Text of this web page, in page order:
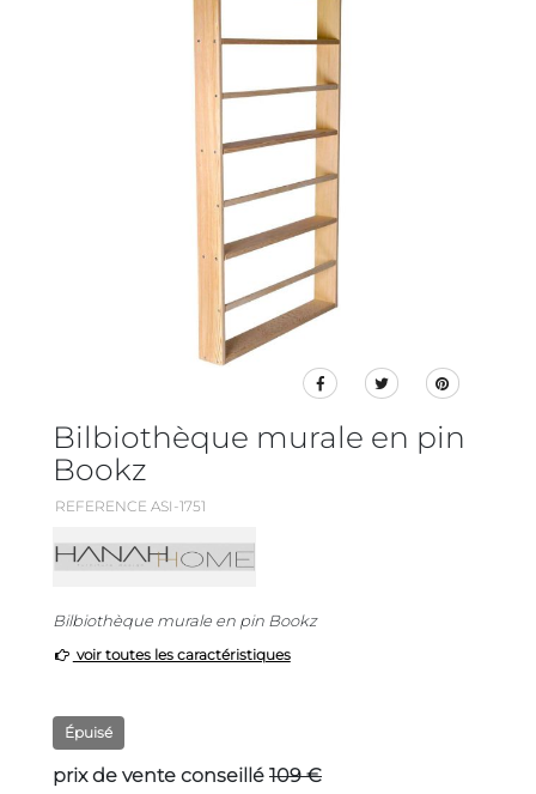
Bilbiothèque murale en pin
Bookz
REFERENCE ASI-1751
Bilbiothèque murale en pin Bookz
voir toutes les caractéristiques
Épuisé
prix de vente conseillé 109 €